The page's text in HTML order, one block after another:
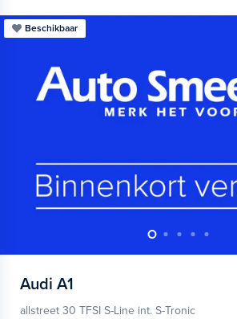
Beschikbaar
Audi A1
allstreet 30 TFSI S-Line int. S-Tronic